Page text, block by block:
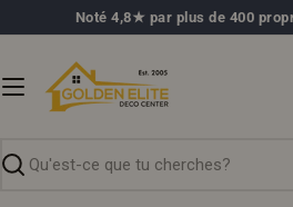
au
Noté 4,8★ par plus de 400
Recherche